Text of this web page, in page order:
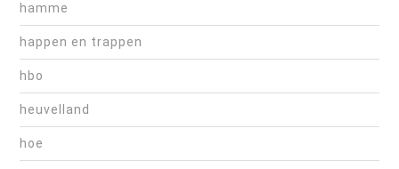
hamme
happen en trappen
hbo
heuvelland
hoe